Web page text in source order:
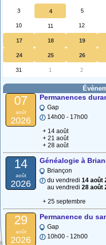
3 4 5
10 11 12
17 18 19
24 25 26
31 1 2
07
août
2026
Permanences
Gap
14h00 - 17h00
+ 14 août
+ 21 août
+ 28 août
14
août
2026
Généalogie à
Briançon
du vendredi 14 août
au vendredi 28 août
+ 25 septembre
29
août
2026
Permanence du
Gap
10h00 - 12h00